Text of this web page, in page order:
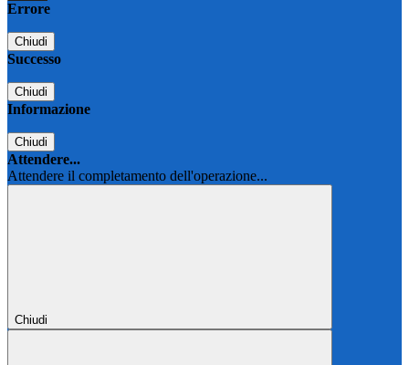
Errore
Chiudi
Successo
Chiudi
Informazione
Chiudi
Attendere...
Attendere il completamento dell'operazione...
Chiudi